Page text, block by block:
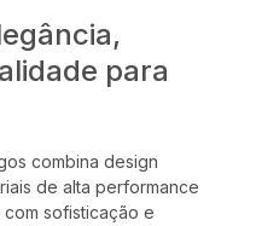
para
combina design
de alta performance
sofisticação e